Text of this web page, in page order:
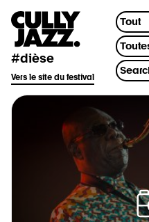
#dièse
Vers le site du festival